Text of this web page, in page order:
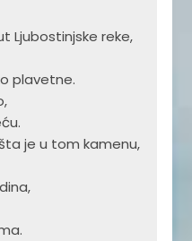
Ljubostinjske reke,
plavetne.
je u tom kamenu,